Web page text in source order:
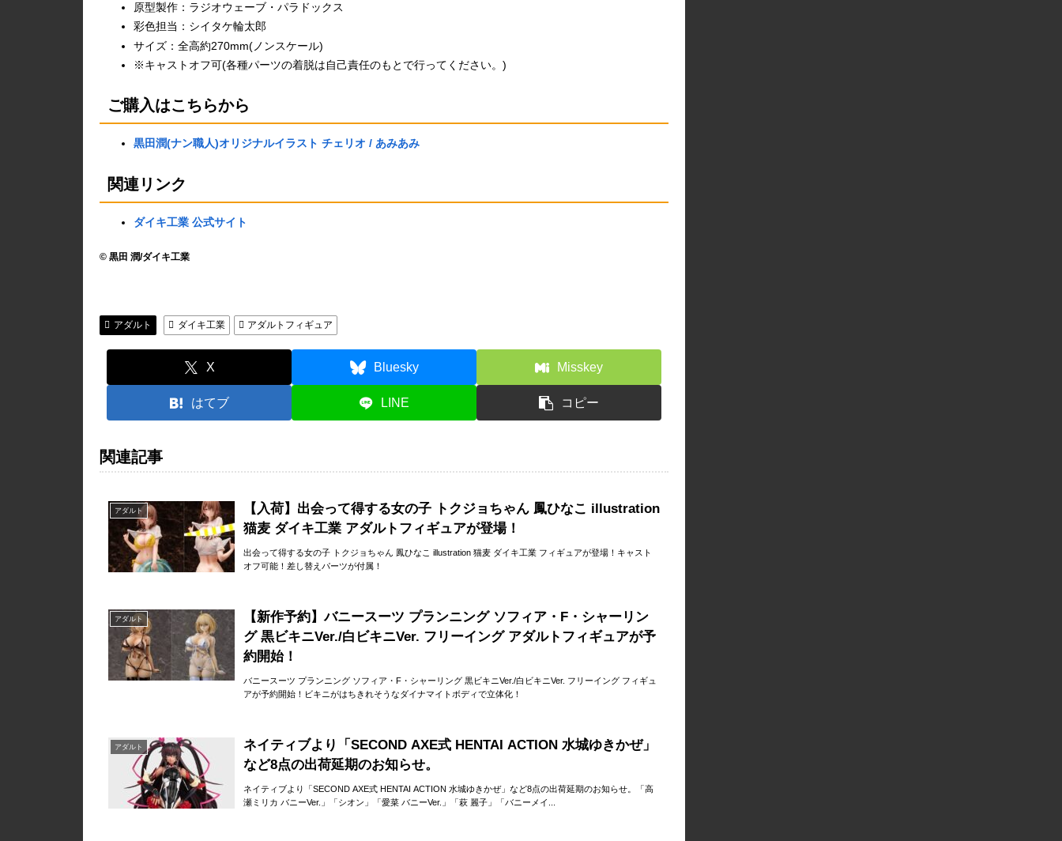
原型製作：ラジオウェーブ・パラドックス
彩色担当：シイタケ輪太郎
サイズ：全高約270mm(ノンスケール)
※キャストオフ可(各種パーツの着脱は自己責任のもとで行ってください。)
ご購入はこちらから
黒田潤(ナン職人)オリジナルイラスト チェリオ / あみあみ
関連リンク
ダイキ工業 公式サイト
© 黒田 潤/ダイキ工業
アダルト ダイキ工業 アダルトフィギュア
X Bluesky Misskey
はてブ LINE コピー
関連記事
アダルト
【入荷】出会って得する女の子 トクジョちゃん 鳳ひなこ illustration
猫麦 ダイキ工業 アダルトフィギュアが登場！
出会って得する女の子 トクジョちゃん 鳳ひなこ illustration 猫麦 ダイキ工業 フィギュアが登場！キャスト
オフ可能！差し替えパーツが付属！
アダルト
【新作予約】バニースーツ プランニング ソフィア・F・シャーリン
グ 黒ビキニVer./白ビキニVer. フリーイング アダルトフィギュアが予
約開始！
バニースーツ プランニング ソフィア・F・シャーリング 黒ビキニVer./白ビキニVer. フリーイング フィギュ
アが予約開始！ビキニがはちきれそうなダイナマイトボディで立体化！
アダルト
ネイティブより「SECOND AXE式 HENTAI ACTION 水城ゆきかぜ」
など8点の出荷延期のお知らせ。
ネイティブより「SECOND AXE式 HENTAI ACTION 水城ゆきかぜ」など8点の出荷延期のお知らせ。「高
瀬ミリカ バニーVer.」「シオン」「愛菜 バニーVer.」「萩 麗子」「バニーメイ...